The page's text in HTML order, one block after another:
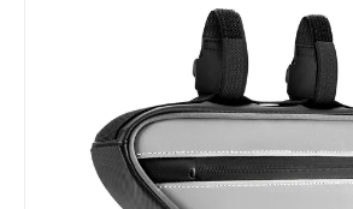
Zu Produktinformationen springen